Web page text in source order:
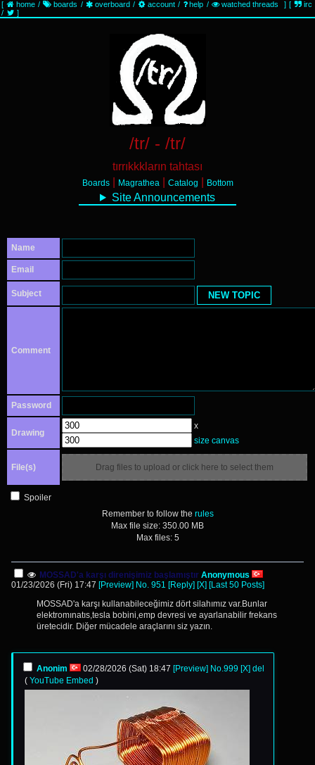
[ home / boards / overboard / account / help / watched threads ] [
irc
/
]
/tr/ - /tr/
tırrıkkkların tahtası
Boards| Magrathea Catalog Bottom
Site Announcements
Name
Email
Subject NEW TOPIC
Comment
Password
Drawing
x
size canvas
File(s) Drag files to upload or click here to select them
Spoiler
Remember to follow the rules
Max file size: 350.00 MB
Max files: 5
MOSSAD'a karşı direnişimiz başlamıştır Anonymous
01/23/2026 (Fri) 17:47 [Preview] No. 951 [Reply] [X] [Last 50 Posts]
MOSSAD'a karşı kullanabileceğimiz dört silahımız var.Bunlar
elektromınatıs,tesla bobini,emp devresi ve ayarlanabilir frekans
üretecidir. Diğer mücadele araçlarını siz yazın.
Anonim 02/28/2026 (Sat) 18:47 [Preview] No.999 [X] del
( YouTube Embed )